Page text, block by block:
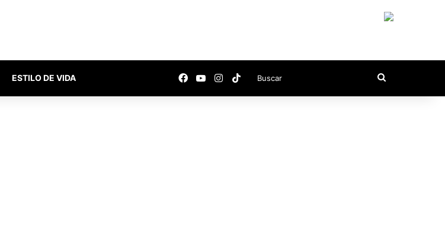
ESTILO DE VIDA Facebook
YouTubeInstagram
TikTok Buscar